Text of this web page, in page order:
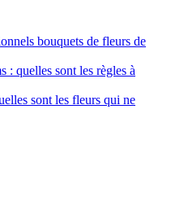
bouquets de fleurs de
: quelles sont les règles à
sont les fleurs qui ne